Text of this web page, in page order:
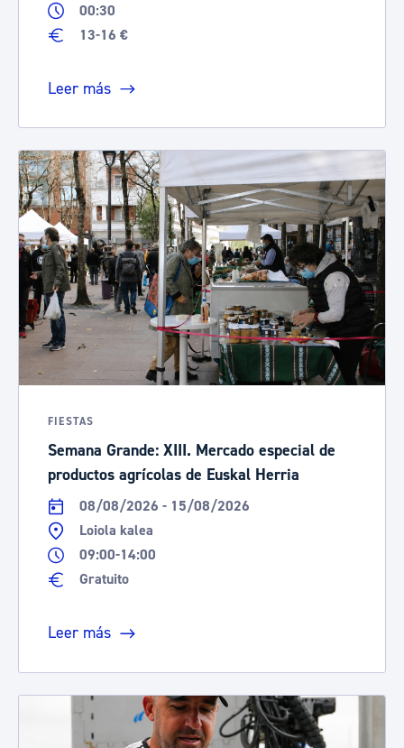
00:30
13-16 €
Leer más
FIESTAS
Semana Grande: XIII. Mercado especial de
productos agrícolas de Euskal Herria
08/08/2026 - 15/08/2026
Loiola kalea
09:00-14:00
Gratuito
Leer más